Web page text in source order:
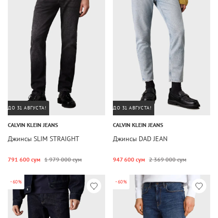
ДО 31 АВГУСТА!
CALVIN KLEIN JEANS
Джинсы SLIM STRAIGHT
791 600 сум 1 979 000 сум
ДО 31 АВГУСТА!
CALVIN KLEIN JEANS
Джинсы DAD JEAN
947 600 сум 2 369 000 сум
-60% -60%